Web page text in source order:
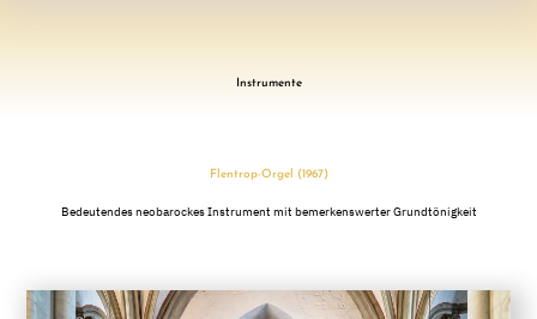
Instrumente
Flentrop-Orgel (1967)
Bedeutendes neobarockes Instrument mit bemerkenswerter Grundtönigkeit